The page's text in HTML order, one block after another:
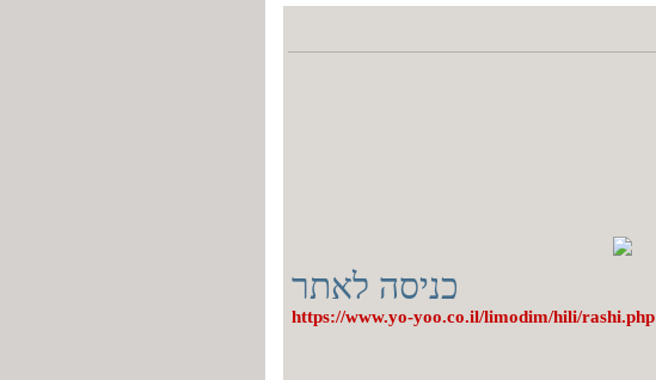
כניסה לאתר
https://www.yo-yoo.co.il/limodim/hili/rashi.php